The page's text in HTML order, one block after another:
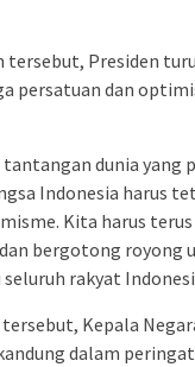
tersebut, Presiden
persatuan dan
dunia yang
Indonesia harus
Kita harus
bergotong royong
rakyat
Kepala
dalam